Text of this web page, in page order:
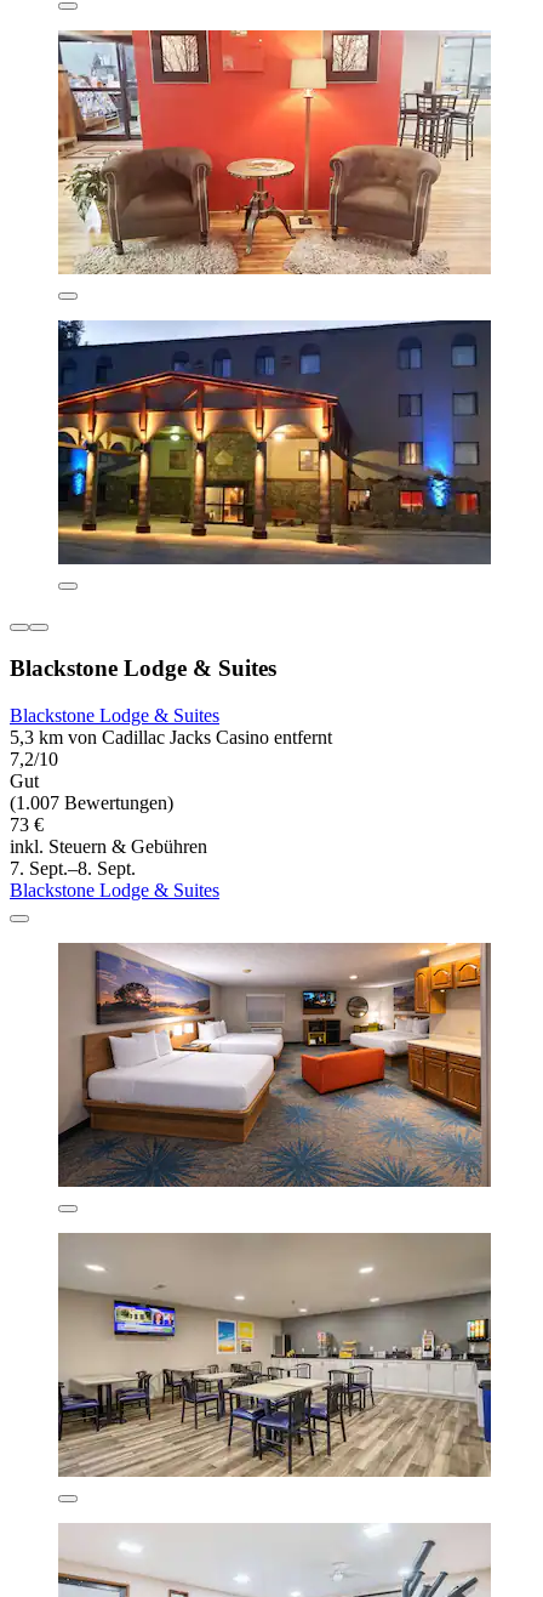
Blackstone Lodge & Suites
Blackstone Lodge & Suites
5,3 km von Cadillac Jacks Casino entfernt
7,2/10
Gut
(1.007 Bewertungen)
73 €
inkl. Steuern & Gebühren
7. Sept.–8. Sept.
Blackstone Lodge & Suites